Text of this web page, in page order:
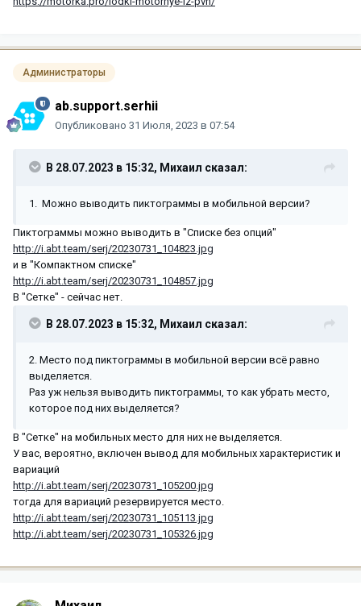
Администраторы
ab.support.serhii
Опубликовано 31 Июля, 2023 в 07:54
В 28.07.2023 в 15:32, Михаил сказал:
1. Можно выводить пиктограммы в мобильной версии?
Пиктограммы можно выводить в "Списке без опций"
http://i.abt.team/serj/20230731_104823.jpg
и в "Компактном списке"
http://i.abt.team/serj/20230731_104857.jpg
В "Сетке" - сейчас нет.
В 28.07.2023 в 15:32, Михаил сказал:
2. Место под пиктограммы в мобильной версии всё равно
выделяется.
Раз уж нельзя выводить пиктограммы, то как убрать место,
которое под них выделяется?
В "Сетке" на мобильных место для них не выделяется.
У вас, вероятно, включен вывод для мобильных характеристик и
вариаций
http://i.abt.team/serj/20230731_105200.jpg
тогда для вариаций резервируется место.
http://i.abt.team/serj/20230731_105113.jpg
http://i.abt.team/serj/20230731_105326.jpg